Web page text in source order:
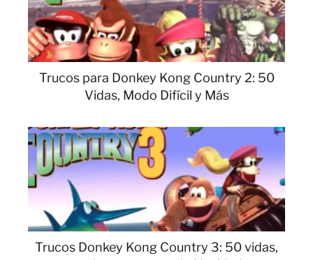
Trucos para Donkey Kong Country 2: 50
Vidas, Modo Difícil y Más
Trucos Donkey Kong Country 3: 50 vidas,